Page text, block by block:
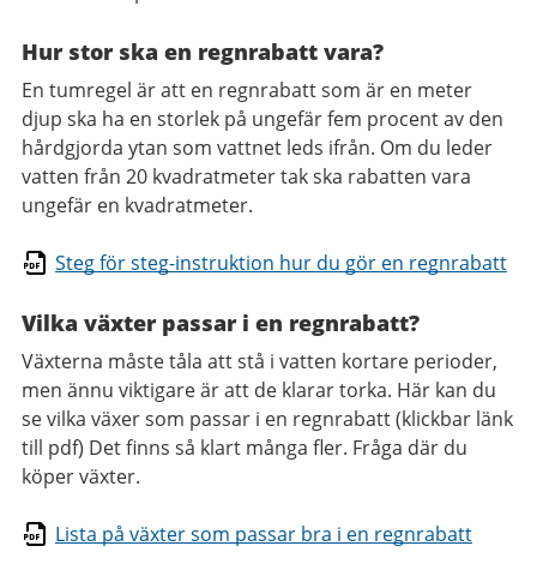
Hur stor ska en regnrabatt vara?
En tumregel är att en regnrabatt som är en meter
djup ska ha en storlek på ungefär fem procent av den
hårdgjorda ytan som vattnet leds ifrån. Om du leder
vatten från 20 kvadratmeter tak ska rabatten vara
ungefär en kvadratmeter.
Steg för steg-instruktion hur du gör en regnrabatt
Vilka växter passar i en regnrabatt?
Växterna måste tåla att stå i vatten kortare perioder,
men ännu viktigare är att de klarar torka. Här kan du
se vilka växer som passar i en regnrabatt (klickbar länk
till pdf) Det finns så klart många fler. Fråga där du
köper växter.
Lista på växter som passar bra i en regnrabatt